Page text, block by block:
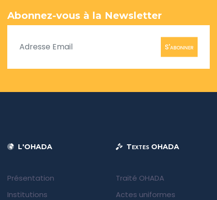
Abonnez-vous à la Newsletter
S'abonner
L'OHADA
Présentation
Institutions
Textes OHADA
Traité OHADA
Actes uniformes